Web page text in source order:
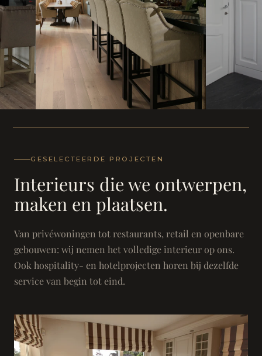
Landhuis - Grimbergen
GESELECTEERDE PROJECTEN
Interieurs die we ontwerpen,
maken en plaatsen.
Van privéwoningen tot restaurants, retail en openbare
gebouwen: wij nemen het volledige interieur op ons.
Ook hospitality- en hotelprojecten horen bij dezelfde
service van begin tot eind.